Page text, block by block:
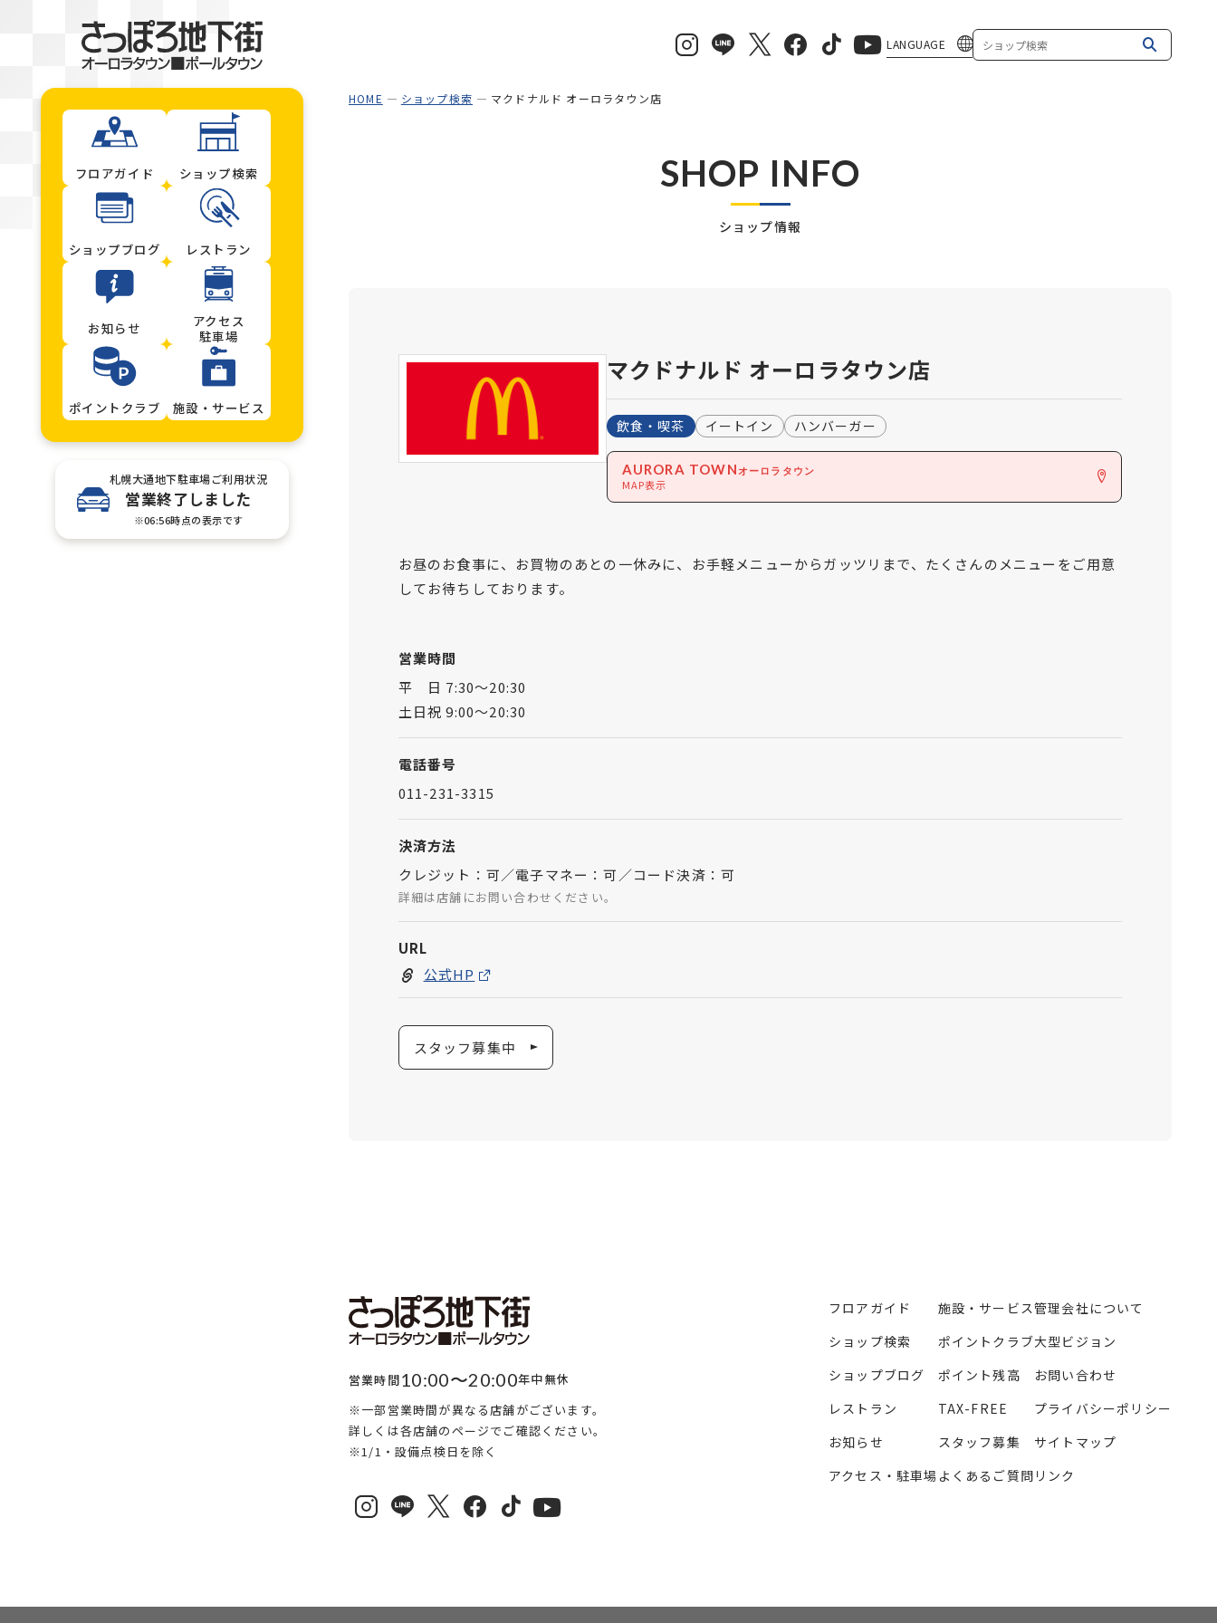
フロアガイド ショップ検索
ショップブログ レストラン
お知らせ
アクセス
駐車場
ポイントクラブ 施設・サービス
札幌大通地下駐車場ご利用状況
営業終了しました
※06:56時点の表示です
LANGUAGE
HOME ショップ検索 マクドナルド オーロラタウン店
SHOP INFO
ショップ情報
マクドナルド オーロラタウン店
飲食・喫茶 イートイン ハンバーガー
AURORA TOWN オーロラタウン
MAP表示
お昼のお食事に、お買物のあとの一休みに、お手軽メニューからガッツリまで、たくさんのメニューをご用意
してお待ちしております。
営業時間
平 日 7:30～20:30
土日祝 9:00～20:30
電話番号
011-231-3315
決済方法
クレジット：可／電子マネー：可／コード決済：可
詳細は店舗にお問い合わせください。
URL
公式HP
スタッフ募集中
営業時間10:00〜20:00年中無休
※一部営業時間が異なる店舗がございます。
詳しくは各店舗のページでご確認ください。
※1/1・設備点検日を除く
フロアガイド
ショップ検索
ショップブログ
レストラン
お知らせ
アクセス・駐車場
施設・サービス
ポイントクラブ
ポイント残高
TAX-FREE
スタッフ募集
よくあるご質問
管理会社について
大型ビジョン
お問い合わせ
プライバシーポリシー
サイトマップ
リンク